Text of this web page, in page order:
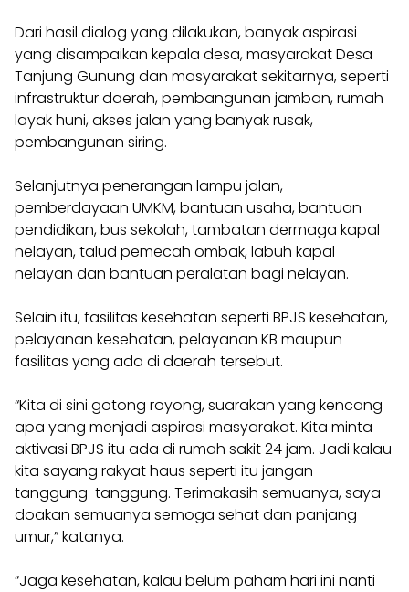
Dari hasil dialog yang dilakukan, banyak aspirasi
yang disampaikan kepala desa, masyarakat Desa
Tanjung Gunung dan masyarakat sekitarnya, seperti
infrastruktur daerah, pembangunan jamban, rumah
layak huni, akses jalan yang banyak rusak,
pembangunan siring.
Selanjutnya penerangan lampu jalan,
pemberdayaan UMKM, bantuan usaha, bantuan
pendidikan, bus sekolah, tambatan dermaga kapal
nelayan, talud pemecah ombak, labuh kapal
nelayan dan bantuan peralatan bagi nelayan.
Selain itu, fasilitas kesehatan seperti BPJS kesehatan,
pelayanan kesehatan, pelayanan KB maupun
fasilitas yang ada di daerah tersebut.
“Kita di sini gotong royong, suarakan yang kencang
apa yang menjadi aspirasi masyarakat. Kita minta
aktivasi BPJS itu ada di rumah sakit 24 jam. Jadi kalau
kita sayang rakyat haus seperti itu jangan
tanggung-tanggung. Terimakasih semuanya, saya
doakan semuanya semoga sehat dan panjang
umur,” katanya.
“Jaga kesehatan, kalau belum paham hari ini nanti